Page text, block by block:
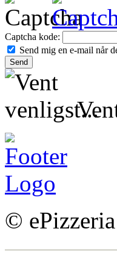
Captcha kode:
Send mig en e-mail når
©